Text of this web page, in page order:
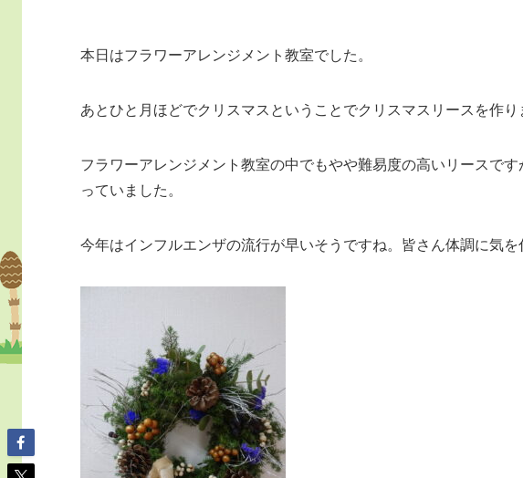
本日はフラワーアレンジメント教室でした。
あとひと月ほどでクリスマスということでクリスマスリースを作り
フラワーアレンジメント教室の中でもやや難易度の高いリースで
っていました。
今年はインフルエンザの流行が早いそうですね。皆さん体調に気を